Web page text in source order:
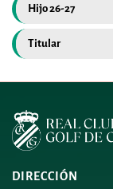
Hijo 26-27
Titular
DIRECCIÓN